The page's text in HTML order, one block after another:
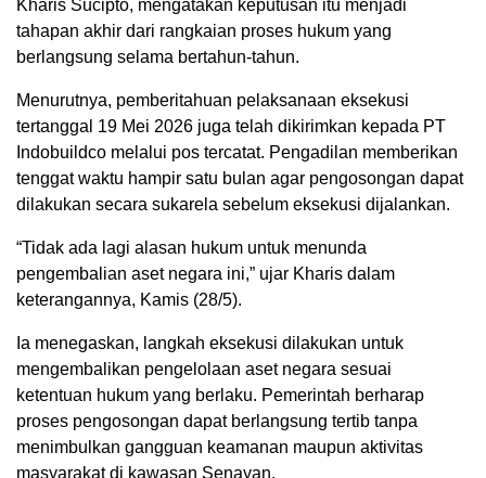
Kharis Sucipto, mengatakan keputusan itu menjadi
tahapan akhir dari rangkaian proses hukum yang
berlangsung selama bertahun-tahun.
Menurutnya, pemberitahuan pelaksanaan eksekusi
tertanggal 19 Mei 2026 juga telah dikirimkan kepada PT
Indobuildco melalui pos tercatat. Pengadilan memberikan
tenggat waktu hampir satu bulan agar pengosongan dapat
dilakukan secara sukarela sebelum eksekusi dijalankan.
“Tidak ada lagi alasan hukum untuk menunda
pengembalian aset negara ini,” ujar Kharis dalam
keterangannya, Kamis (28/5).
Ia menegaskan, langkah eksekusi dilakukan untuk
mengembalikan pengelolaan aset negara sesuai
ketentuan hukum yang berlaku. Pemerintah berharap
proses pengosongan dapat berlangsung tertib tanpa
menimbulkan gangguan keamanan maupun aktivitas
masyarakat di kawasan Senayan.